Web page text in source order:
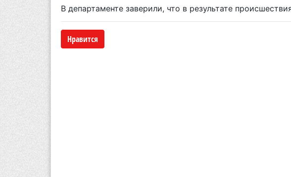
В департаменте заверили, что в результате
Нравится